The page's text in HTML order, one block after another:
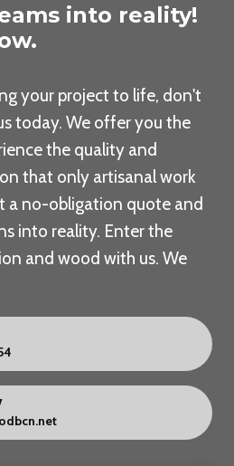
into reality!
your project to life, don't
today. We offer you the
the quality and
that only artisanal work
a no-obligation quote and
into reality. Enter the
and wood with us. We